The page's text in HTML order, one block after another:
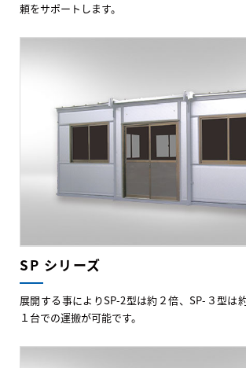
頼をサポートします。
SP シリーズ
展開する事によりSP-2型は約２倍、SP-３型は
１台での運搬が可能です。